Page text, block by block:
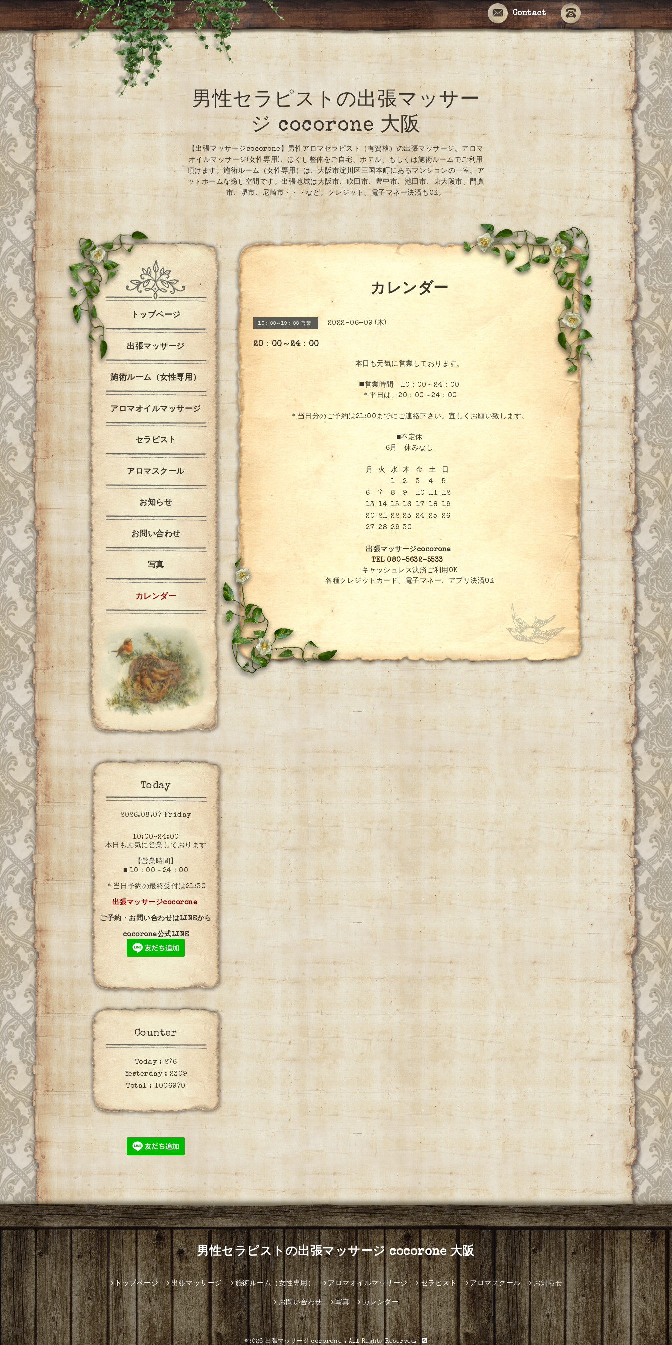
Contact
男性セラピストの出張マッサー
ジ cocorone 大阪
【出張マッサージcocorone】男性アロマセラピスト（有資格）の出張マッサージ。アロマ
オイルマッサージ(女性専用)、ほぐし整体をご自宅、ホテル、もしくは施術ルームでご利用
頂けます。施術ルーム（女性専用）は、大阪市淀川区三国本町にあるマンションの一室。ア
ットホームな癒し空間です。出張地域は大阪市、吹田市、豊中市、池田市、東大阪市、門真
市、堺市、尼崎市・・・など。クレジット、電子マネー決済もOK。
カレンダー
10：00～19：00 営業 2022-06-09 (木)
20：00～24：00
本日も元気に営業しております。
◼️営業時間 10：00～24：00
＊平日は、20：00～24：00
＊当日分のご予約は21:00までにご連絡下さい。宜しくお願い致します。
■不定休
6月 休みなし
月 火 水 木 金 土
日
1
2 3 4
5
6
7 8 9 10 11
12
13
14 15 16 17 18
19
20 21 22 23 24 25
26
27
28 29 30
出張マッサージcocorone
TEL 080-5632-5533
キャッシュレス決済ご利用OK
各種クレジットカード、電子マネー、アプリ決済OK
トップページ
出張マッサージ
施術ルーム（女性専用）
アロマオイルマッサージ
セラピスト
アロマスクール
お知らせ
お問い合わせ
写真
カレンダー
Today
2026.08.07 Friday
10:00~24:00
本日も元気に営業しております
【営業時間】
■ 10：00～24：00
＊当日予約の最終受付は21:30
出張マッサージcocorone
ご予約・お問い合わせはLINEから
cocorone公式LINE
Counter
Today : 276
Yesterday : 2309
Total :1006970
男性セラピストの出張マッサージ cocorone 大阪
トップページ 出張マッサージ 施術ルーム（女性専用） アロマオイルマッサージ セラピスト アロマスクール お知らせ
お問い合わせ 写真 カレンダー
©2026出張マッサージ cocorone. All Rights Reserved.